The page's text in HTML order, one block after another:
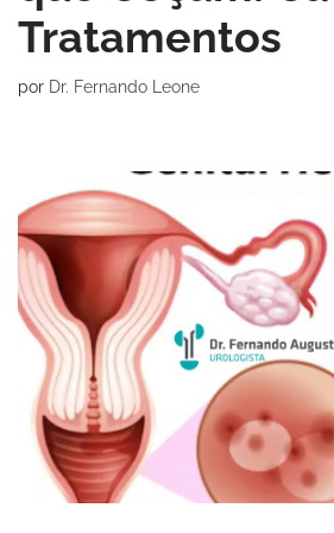
Tratamentos
por Dr. Fernando Leone